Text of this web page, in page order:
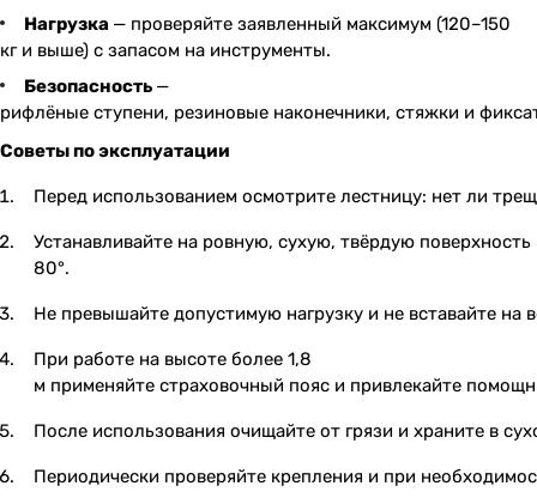
Нагрузка — проверяйте заявленный максимум (120–150
кг и выше) с запасом на инструменты.
Безопасность —
рифлёные ступени, резиновые наконечники, стяжки и
Советы по эксплуатации
Перед использованием осмотрите лестницу: нет ли
Устанавливайте на ровную, сухую, твёрдую
80°.
Не превышайте допустимую нагрузку и не вставайте на
При работе на высоте более 1,8
м применяйте страховочный пояс и привлекайте
После использования очищайте от грязи и храните в
Периодически проверяйте крепления и при